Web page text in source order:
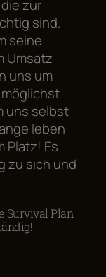
zur
sind.
seine
Umsatz
uns um
uns selbst
leben
Platz! Es
zu sich und
Survival Plan